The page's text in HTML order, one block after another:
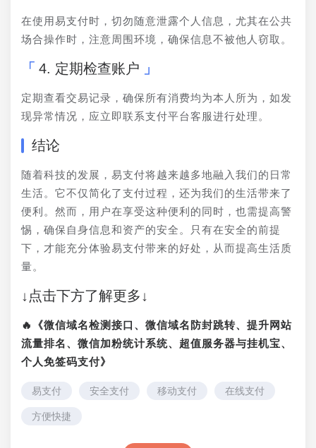
在使用易支付时，切勿随意泄露个人信息，尤其在公共
场合操作时，注意周围环境，确保信息不被他人窃取。
4. 定期检查账户
定期查看交易记录，确保所有消费均为本人所为，如发
现异常情况，应立即联系支付平台客服进行处理。
结论
随着科技的发展，易支付将越来越多地融入我们的日常
生活。它不仅简化了支付过程，还为我们的生活带来了
便利。然而，用户在享受这种便利的同时，也需提高警
惕，确保自身信息和资产的安全。只有在安全的前提
下，才能充分体验易支付带来的好处，从而提高生活质
量。
↓点击下方了解更多↓
🔥《微信域名检测接口、微信域名防封跳转、提升网站
流量排名、微信加粉统计系统、超值服务器与挂机宝、
个人免签码支付》
易支付 安全支付 移动支付 在线支付
方便快捷